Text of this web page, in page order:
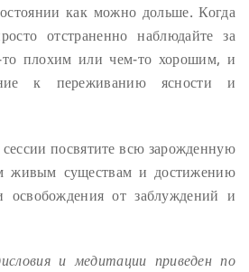
как можно дольше. Когда
отстраненно наблюдайте за
плохим или чем-то хорошим, и
к переживанию ясности и
посвятите всю зарожденную
живым существам и достижению
освобождения от заблуждений и
и медитации приведен по